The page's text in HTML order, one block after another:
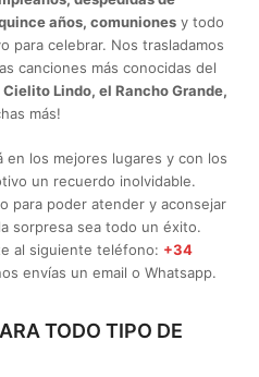
años, comuniones y todo
para celebrar. Nos trasladamos
canciones más conocidas del
Cielito Lindo, el Rancho Grande,
más!
en los mejores lugares y con los
un recuerdo inolvidable.
para poder atender y aconsejar
sorpresa sea todo un éxito.
al siguiente teléfono: +34
envías un email o Whatsapp.
TODO TIPO DE